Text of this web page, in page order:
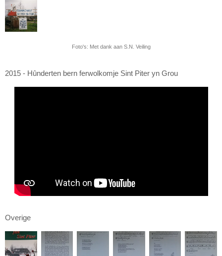
Foto's: Met dank aan S.N. Veiling
2015 - Hûnderten bern ferwolkomje Sint Piter yn Grou
Overige